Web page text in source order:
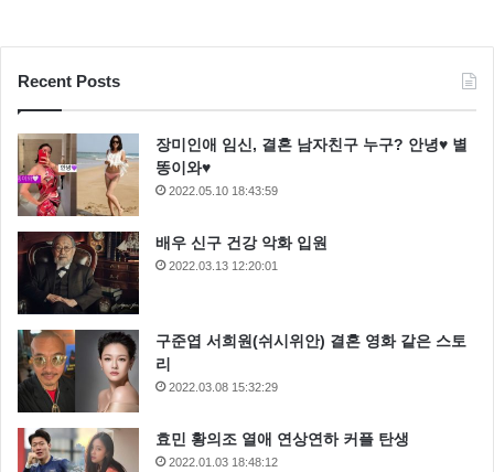
권민아는 “고급진 화장품 회사고 뭐 스링크 당첨이랬
나? 그랬어 가지마 절대 가지마 당첨중에 유일하게 안
좋은 당첨” 이라고 말했습니다.
권민아의 사연이 알려지면 권민아 화장품 어딘제품인가
하는 글들이 늘어나고 있는데요
권민아 인스타그램의 한 팬은 “강남거리에서 설문조사
를 자주 하는 곳”이라며 어딘지 알것 같다 라는 글을 남
기기도 했습니다.
한편 권민아 소속사는 “심각한 상황은 아니다”라며 “당
사는 해당 사안을 인지하고 있으며, 개인적인 일이 기에
Recent Posts
장미인애 임신, 결혼 남자친구 누구? 안녕♥ 별
똥이와♥
2022.05.10 18:43:59
배우 신구 건강 악화 입원
2022.03.13 12:20:01
구준엽 서희원(쉬시위안) 결혼 영화 같은 스토
리
2022.03.08 15:32:29
효민 황의조 열애 연상연하 커플 탄생
2022.01.03 18:48:12